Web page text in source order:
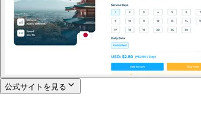
公式サイトを見る